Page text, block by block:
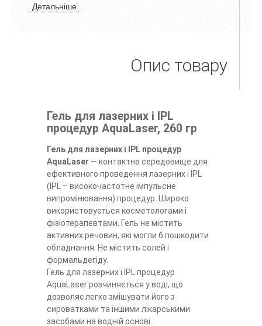
Детальніше
Опис товару
Гель для лазерних і IPL
процедур AquaLaser, 260 гр
Гель для лазерних і IPL процедур
AquaLaser ― контактна середовище для
ефективного проведення лазерних і IPL
(IPL – високочастотне імпульсне
випромінювання) процедур. Широко
використовується косметологами і
фізіотерапевтами. Гель не містить
активних речовин, які могли б пошкодити
обладнання. Не містить солей і
формальдегіду.
Гель для лазерних і IPL процедур
AquaLaser розчиняється у воді, що
дозволяє легко змішувати його з
сироватками та іншими лікарськими
засобами на водній основі.